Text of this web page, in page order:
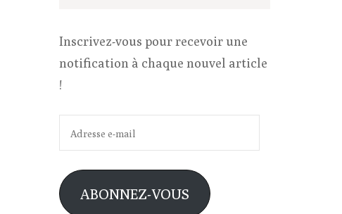
Inscrivez-vous pour recevoir une
notification à chaque nouvel article
!
e-
mail
ABONNEZ-VOUS